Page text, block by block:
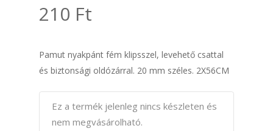
210 Ft
Pamut nyakpánt fém klipsszel, levehető csattal
és biztonsági oldózárral. 20 mm széles. 2X56CM
Ez a termék jelenleg nincs készleten és
nem megvásárolható.